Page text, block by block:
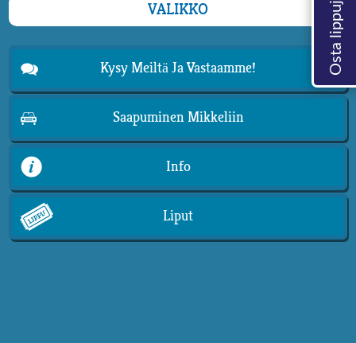
VALIKKO
Kysy Meiltä Ja Vastaamme!
Saapuminen Mikkeliin
Info
Liput